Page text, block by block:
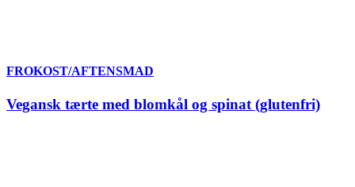
FROKOST/AFTENSMAD
Vegansk tærte med blomkål og spinat (glutenfri)